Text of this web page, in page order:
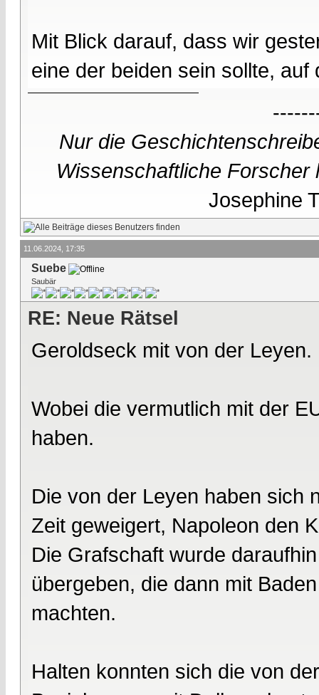
Mit Blick darauf, dass wir
eine der beiden sein sollte, auf
Nur die
Wissenschaftliche
Josephine
11.06.2024, 17:35
Suebe
Saubär
RE: Neue Rätsel
Geroldseck mit von der Leyen.
Wobei die vermutlich mit der
haben.
Die von der Leyen haben sich
Zeit geweigert, Napoleon den
Die Grafschaft wurde
übergeben, die dann mit
machten.
Halten konnten sich die von